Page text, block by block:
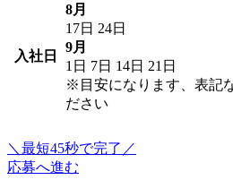
入社日
8月
17日 24日
9月
1日 7日 14日 21日
※目安になります、表記
ださい
＼最短45秒で完了／
応募へ進む